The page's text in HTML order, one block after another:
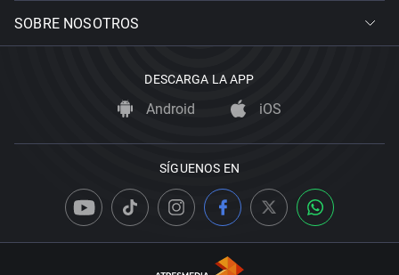
SOBRE NOSOTROS
DESCARGA LA APP
Android iOS
SÍGUENOS EN